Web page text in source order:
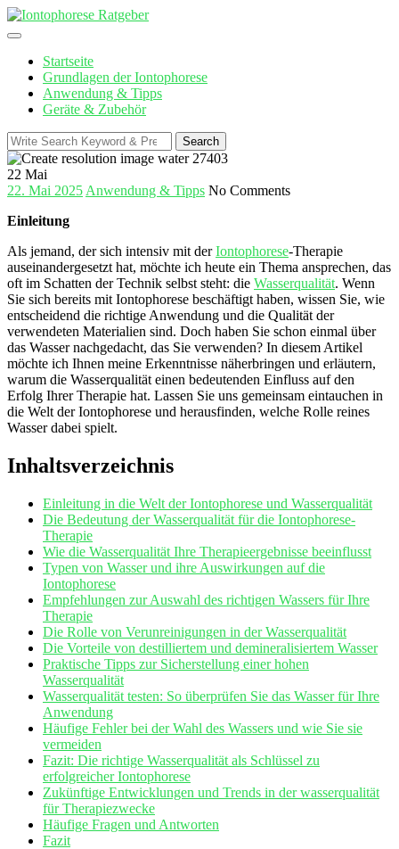
Skip
to
Startseite
Grundlagen der Iontophorese
Anwendung & Tipps
Geräte & Zubehör
Search
for:
Search
22 Mai
22. Mai 2025 Anwendung & Tipps No Comments
Einleitung
Als​ jemand, der ​sich intensiv mit ⁢der‍Iontophorese-Therapie
auseinandergesetzt hat, möchte⁢ ich ‍heute ​ein Thema ansprechen,⁣ das
oft im Schatten der‌ Technik selbst ⁣steht: ‌die Wasserqualität. Wenn
Sie sich⁤ bereits mit Iontophorese beschäftigt haben, wissen Sie,‌ wie
entscheidend die richtige Anwendung und die ‌Qualität der
verwendeten Materialien sind. Doch haben Sie schon einmal über
das ⁣Wasser nachgedacht, das Sie verwenden? In⁤ diesem Artikel
möchte ich‍ Ihnen meine Erkenntnisse näherbringen⁢ und erläutern,
warum die‌ Wasserqualität einen ⁣bedeutenden Einfluss auf den
Erfolg ⁣Ihrer Therapie hat. Lassen ​Sie uns gemeinsam eintauchen in
die Welt der Iontophorese und herausfinden, welche Rolle reines
Wasser dabei ‍spielt.
Inhaltsverzeichnis
Einleitung in die Welt der Iontophorese‌ und Wasserqualität
Die Bedeutung⁤ der ​Wasserqualität für die Iontophorese-
Therapie
Wie die⁣ Wasserqualität Ihre Therapieergebnisse beeinflusst
Typen‌ von Wasser und ihre Auswirkungen auf die‍
Iontophorese
Empfehlungen zur Auswahl⁢ des richtigen Wassers ‌für Ihre
Therapie
Die Rolle von ‍Verunreinigungen in‌ der​ Wasserqualität
Die ⁤Vorteile ⁢von destilliertem und demineralisiertem Wasser
Praktische Tipps zur ⁢Sicherstellung einer hohen
⁣Wasserqualität
Wasserqualität​ testen:‌ So‌ überprüfen Sie das Wasser ⁣für Ihre
⁤Anwendung
Häufige ⁢Fehler bei der Wahl des Wassers und wie Sie⁤ sie
vermeiden
Fazit: Die ‍richtige Wasserqualität als Schlüssel⁤ zu
erfolgreicher Iontophorese
Zukünftige Entwicklungen und Trends in der wasserqualität‌
für Therapiezwecke
Häufige Fragen und Antworten
Fazit